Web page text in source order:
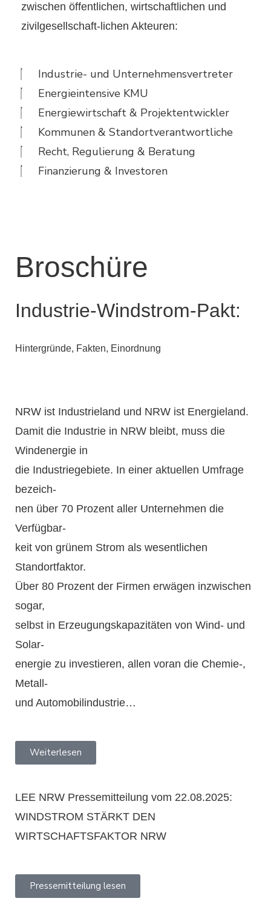
zwischen öffentlichen, wirtschaftlichen und
zivilgesellschaft-lichen Akteuren:
Industrie- und Unternehmensvertreter
Energieintensive KMU
Energiewirtschaft & Projektentwickler
Kommunen & Standortverantwortliche
Recht, Regulierung & Beratung
Finanzierung & Investoren
Broschüre
Industrie-Windstrom-Pakt:
Hintergründe, Fakten, Einordnung
NRW ist Industrieland und NRW ist Energieland.
Damit die Industrie in NRW bleibt, muss die
Windenergie in
die Industriegebiete. In einer aktuellen Umfrage
bezeich-
nen über 70 Prozent aller Unternehmen die
Verfügbar-
keit von grünem Strom als wesentlichen
Standortfaktor.
Über 80 Prozent der Firmen erwägen inzwischen
sogar,
selbst in Erzeugungskapazitäten von Wind- und
Solar-
energie zu investieren, allen voran die Chemie-,
Metall-
und Automobilindustrie…
Weiterlesen
LEE NRW Pressemitteilung vom 22.08.2025:
WINDSTROM STÄRKT DEN
WIRTSCHAFTSFAKTOR NRW
Pressemitteilung lesen